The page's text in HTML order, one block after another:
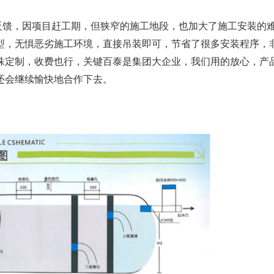
，因项目赶工期，但狭窄的施工地段，也加大了施工安装的
无惧恶劣施工环境，直接吊装即可，节省了很多安装程序，
制，收费也行，关键百泰是集团大企业，我们用的放心，产
继续愉快地合作下去。